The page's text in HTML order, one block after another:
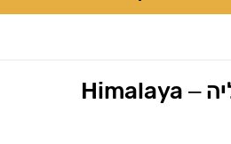
סיירה מבית הימאליה – Himalaya